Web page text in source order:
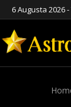
6 Augusta 2026